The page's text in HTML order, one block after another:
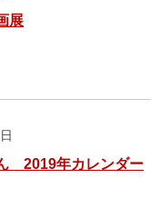
展
2019年カレンダー